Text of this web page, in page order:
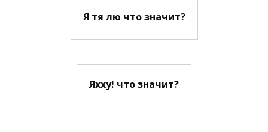
Я тя лю что значит?
Яхху! что значит?